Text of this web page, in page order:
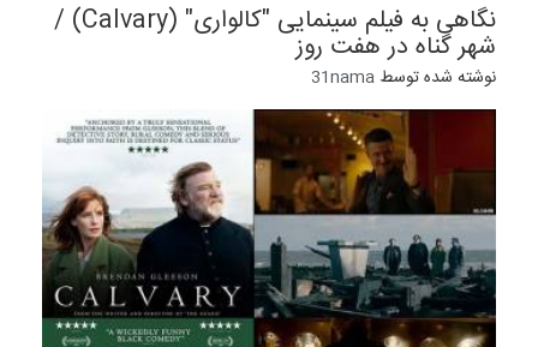
نگاهی به فیلم سینمایی "کالواری" (Calvary) /
شهر گناه در هفت روز
نوشته شده توسط 31nama